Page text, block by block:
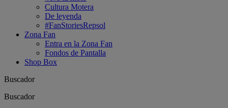
Cultura Motera
De leyenda
#FanStoriesRepsol
Zona Fan
Entra en la Zona Fan
Fondos de Pantalla
Shop Box
Buscador
Buscador